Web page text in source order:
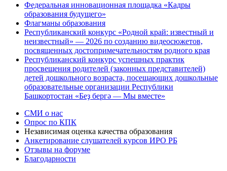
Федеральная инновационная площадка «Кадры
образования будущего»
Флагманы образования
Республиканский конкурс «Родной край: известный и
неизвестный» — 2026 по созданию видеосюжетов,
посвященных достопримечательностям родного края
Республиканский конкурс успешных практик
просвещения родителей (законных представителей)
детей дошкольного возраста, посещающих дошкольные
образовательные организации Республики
Башкортостан «Беҙ бергә — Мы вместе»
СМИ о нас
Опрос по КПК
Независимая оценка качества образования
Анкетирование слушателей курсов ИРО РБ
Отзывы на форуме
Благодарности